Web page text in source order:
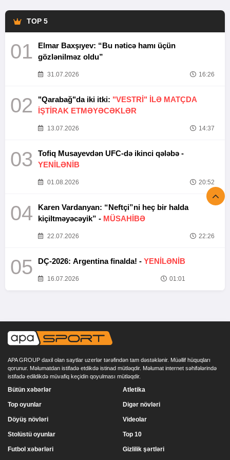
TOP 5
01
Elmar Baxşıyev: “Bu nəticə hamı üçün
gözlənilməz oldu”
31.07.2026 16:26
02 "Qarabağ"da iki itki: "VESTRİ" İLƏ MATÇDA
İŞTİRAK ETMƏYƏCƏKLƏR
13.07.2026 14:37
03
Tofiq Musayevdən UFC-də ikinci qələbə -
YENİLƏNİB
01.08.2026 20:52
04
Karen Vardanyan: “Neftçi”ni heç bir halda
kiçiltməyəcəyik” - MÜSAHİBƏ
22.07.2026 22:26
05 DÇ-2026: Argentina finalda! - YENİLƏNİB
16.07.2026 01:01
APA GROUP daxil olan saytlar uzerlər tərəfindən tam dəstəklənir. Müəllif hüquqları
qorunur. Məlumatdan istifadə etdikdə istinad mütləqdir. Məlumat internet səhifələrində
istifadə edildikdə müvafiq keçidin qoyulması mütləqdir.
Bütün xəbərlər
Top oyunlar
Döyüş növləri
Stolüstü oyunlar
Atletika
Digər növləri
Videolar
Top 10
Futbol xəbərləri Gizlilik şərtləri